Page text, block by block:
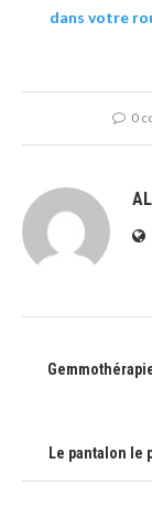
dans votre
0
Le pantalon le